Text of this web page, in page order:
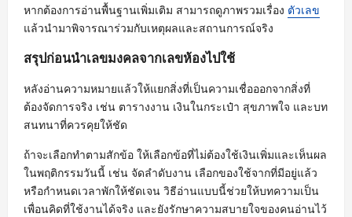
หากต้องการอ่านพื้นฐานเพิ่มเติม สามารถดูภาพรวมเรื่อง ตัวเลข
แล้วนำมาพิจารณาร่วมกับเหตุผลและสถานการณ์จริง
สรุปก่อนนำเลขมงคลจากเลขห้องไปใช้
หลังอ่านความหมายแล้วให้แยกสิ่งที่เป็นความเชื่อออกจากสิ่งที่
ต้องจัดการจริง เช่น ตารางงาน เงินในกระเป๋า สุขภาพใจ และบท
สนทนาที่ควรคุยให้ชัด
ถ้าจะเลือกทำตามสักข้อ ให้เลือกข้อที่ไม่ต้องใช้เงินเพิ่มและเห็นผล
ในพฤติกรรมวันนี้ เช่น จัดลำดับงาน เลือกของใช้จากที่มีอยู่แล้ว
หรือกำหนดเวลาพักให้ชัดเจน วิธีอ่านแบบนี้ช่วยให้บทความเป็น
เพื่อนคิดที่ใช้งานได้จริง และยังรักษาความสบายใจของคนอ่านไว้